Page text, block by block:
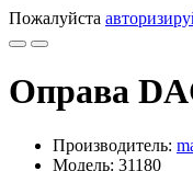
Пожалуйста
Оправа
Производитель:
Модель: 31180